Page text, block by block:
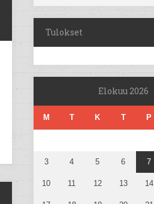
Tulokset
Elokuu 2026
M T K T P
3 4 5 6 7
10 11 12 13 14